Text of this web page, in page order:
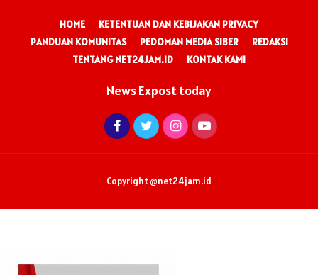
HOME
KETENTUAN DAN KEBIJAKAN PRIVACY
PANDUAN KOMUNITAS
PEDOMAN MEDIA SIBER
REDAKSI
TENTANG NET24JAM.ID
KONTAK KAMI
News Expost today
Copyright @net24jam.id